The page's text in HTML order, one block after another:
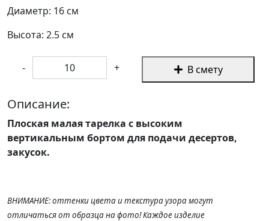
Диаметр: 16 см
Высота: 2.5 см
- + В смету
Описание:
Плоская малая тарелка с высоким
вертикальным бортом для подачи десертов,
закусок.
ВНИМАНИЕ: оттенки цвета и текстура узора могут
отличаться от образца на фото! Каждое изделие